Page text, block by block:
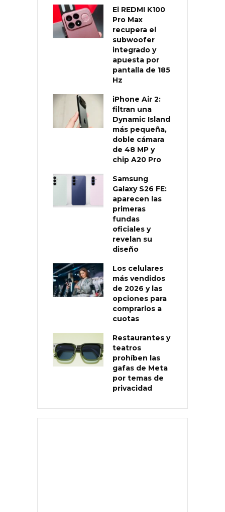
El REDMI K100
Pro Max
recupera el
subwoofer
integrado y
apuesta por
pantalla de 185
Hz
iPhone Air 2:
filtran una
Dynamic Island
más pequeña,
doble cámara
de 48 MP y
chip A20 Pro
Samsung
Galaxy S26 FE:
aparecen las
primeras
fundas
oficiales y
revelan su
diseño
Los celulares
más vendidos
de 2026 y las
opciones para
comprarlos a
cuotas
Restaurantes y
teatros
prohíben las
gafas de Meta
por temas de
privacidad